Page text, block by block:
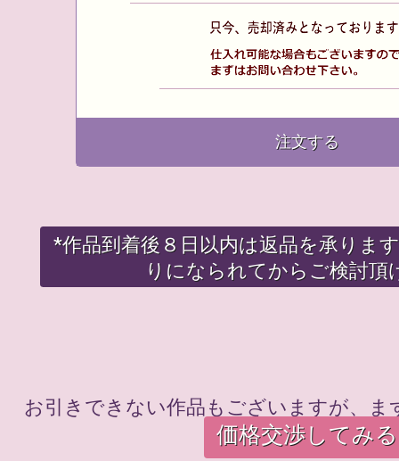
注文する
*作品到着後８日以内は返品を承りま
りになられてからご検討頂
お引きできない作品もございますが、
価格交渉してみる